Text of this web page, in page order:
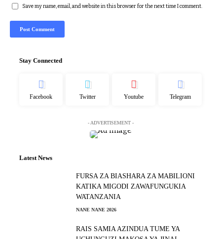
Save my name, email, and website in this browser for the next time I comment.
Stay Connected
Facebook Twitter Youtube Telegram
- ADVERTISEMENT -
Latest News
FURSA ZA BIASHARA ZA MABILIONI
KATIKA MIGODI ZAWAFUNGUKIA
WATANZANIA
NANE NANE 2026
RAIS SAMIA AZINDUA TUME YA